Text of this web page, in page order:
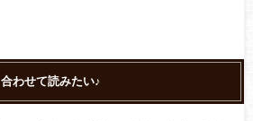
合わせて読みたい♪